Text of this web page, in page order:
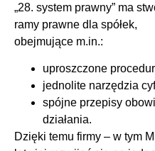
„28. system prawny” ma
ramy prawne dla spółek,
obejmujące m.in.:
uproszczone
jednolite narzędzia
spójne przepisy
działania.
Dzięki temu firmy – w tym